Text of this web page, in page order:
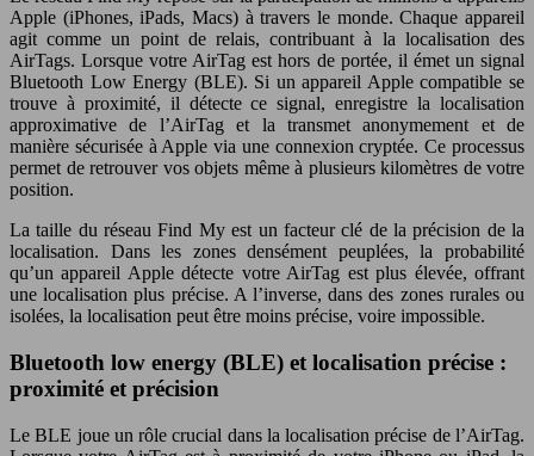
Apple (iPhones, iPads, Macs) à travers le monde. Chaque appareil
agit comme un point de relais, contribuant à la localisation des
AirTags. Lorsque votre AirTag est hors de portée, il émet un signal
Bluetooth Low Energy (BLE). Si un appareil Apple compatible se
trouve à proximité, il détecte ce signal, enregistre la localisation
approximative de l’AirTag et la transmet anonymement et de
manière sécurisée à Apple via une connexion cryptée. Ce processus
permet de retrouver vos objets même à plusieurs kilomètres de votre
position.
La taille du réseau Find My est un facteur clé de la précision de la
localisation. Dans les zones densément peuplées, la probabilité
qu’un appareil Apple détecte votre AirTag est plus élevée, offrant
une localisation plus précise. A l’inverse, dans des zones rurales ou
isolées, la localisation peut être moins précise, voire impossible.
Bluetooth low energy (BLE) et localisation précise :
proximité et précision
Le BLE joue un rôle crucial dans la localisation précise de l’AirTag.